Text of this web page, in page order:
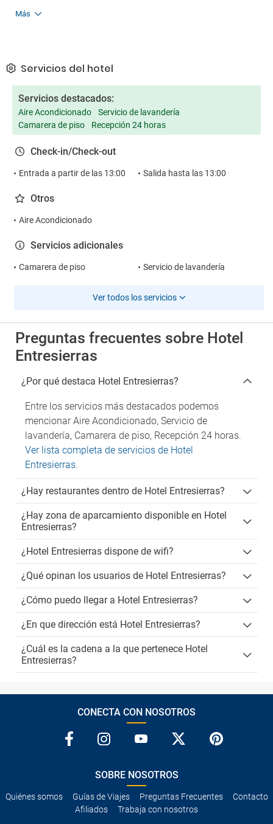
Más
Servicios del hotel
Servicios destacados:
Aire Acondicionado
Servicio de lavandería
Camarera de piso
Recepción 24 horas
Check-in/Check-out
Entrada a partir de las 13:00 Salida hasta las 13:00
Otros
Aire Acondicionado
Servicios adicionales
Camarera de piso Servicio de lavandería
Ver todos los servicios
Preguntas frecuentes sobre Hotel
Entresierras
¿Por qué destaca Hotel Entresierras?
Entre los servicios más destacados podemos
mencionar Aire Acondicionado, Servicio de
lavandería, Camarera de piso, Recepción 24 horas.
Ver lista completa de servicios de Hotel
Entresierras.
¿Hay restaurantes dentro de Hotel Entresierras?
¿Hay zona de aparcamiento disponible en Hotel
Entresierras?
¿Hotel Entresierras dispone de wifi?
¿Qué opinan los usuarios de Hotel Entresierras?
¿Cómo puedo llegar a Hotel Entresierras?
¿En que dirección está Hotel Entresierras?
¿Cuál es la cadena a la que pertenece Hotel
Entresierras?
CONECTA CON NOSOTROS
SOBRE NOSOTROS
Quiénes somos Guías de Viajes Preguntas Frecuentes
Contacto
Afiliados
Trabaja con nosotros